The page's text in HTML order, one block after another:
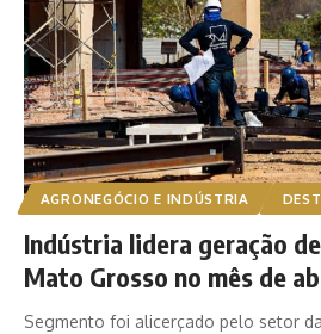
AGRONEGÓCIO E INDÚSTRIA
Indústria lidera geração
Mato Grosso no mês de
Segmento foi alicerçado pelo setor